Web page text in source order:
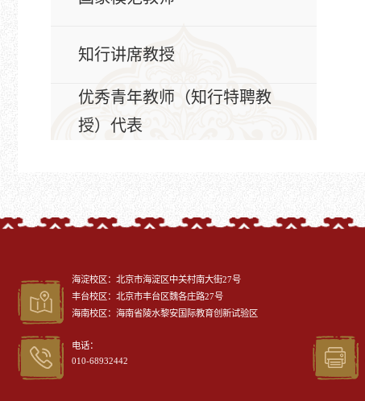
知行讲席教授
优秀青年教师（知行特聘教
授）代表
海淀校区：北京市海淀区中关村南大街27号
丰台校区：北京市丰台区魏各庄路27号
海南校区：海南省陵水黎安国际教育创新试验区
电话：
010-68932442